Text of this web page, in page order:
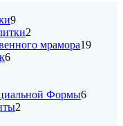
99
products
2
products
мрамора1919
66
Формы66
2